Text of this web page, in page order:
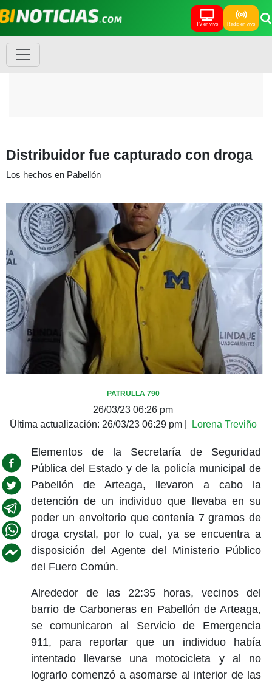
TV en vivo Radio en vivo
Distribuidor fue capturado con droga
Los hechos en Pabellón
PATRULLA 790
26/03/23 06:26 pm
Última actualización: 26/03/23 06:29 pm| Lorena Treviño
Elementos de la Secretaría de Seguridad
Pública del Estado y de la policía municipal de
Pabellón de Arteaga, llevaron a cabo la
detención de un individuo que llevaba en su
poder un envoltorio que contenía 7 gramos de
droga crystal, por lo cual, ya se encuentra a
disposición del Agente del Ministerio Público
del Fuero Común.
Alrededor de las 22:35 horas, vecinos del
barrio de Carboneras en Pabellón de Arteaga,
se comunicaron al Servicio de Emergencia
911, para reportar que un individuo había
intentado llevarse una motocicleta y al no
lograrlo comenzó a asomarse al interior de las